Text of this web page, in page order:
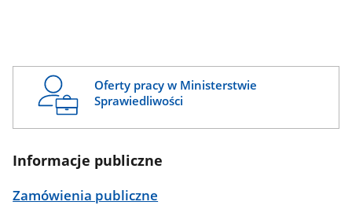
Oferty pracy w Ministerstwie
Sprawiedliwości
Informacje publiczne
Zamówienia publiczne